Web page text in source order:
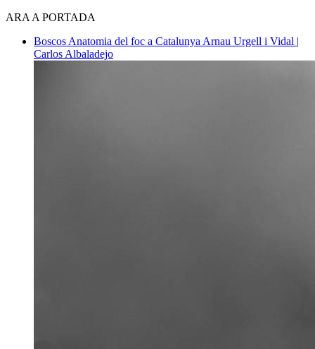
ARA A PORTADA
Boscos Anatomia del foc a Catalunya Arnau Urgell i Vidal |
Carlos Albaladejo